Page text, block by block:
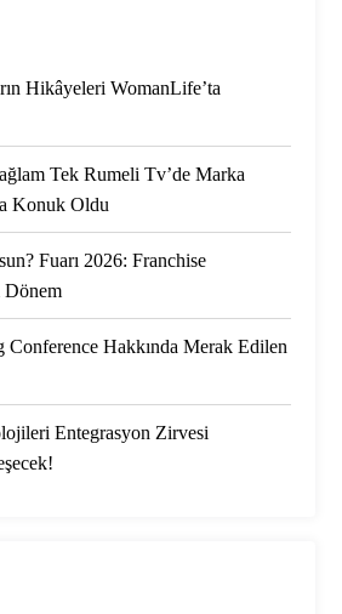
Hikâyeleri WomanLife’ta
Tek Rumeli Tv’de Marka
Konuk Oldu
Fuarı 2026: Franchise
Dönem
Conference Hakkında Merak Edilen
Entegrasyon Zirvesi